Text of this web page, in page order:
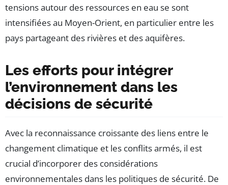
tensions autour des ressources en eau se sont
intensifiées au Moyen-Orient, en particulier entre les
pays partageant des rivières et des aquifères.
Les efforts pour intégrer
l’environnement dans les
décisions de sécurité
Avec la reconnaissance croissante des liens entre le
changement climatique et les conflits armés, il est
crucial d’incorporer des considérations
environnementales dans les politiques de sécurité. De